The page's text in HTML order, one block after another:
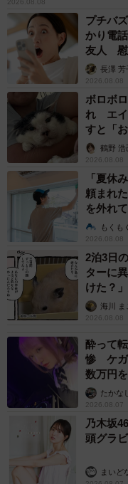
2026.08.08
プチバ
かり電
友人 慰
解説】
長澤 芳
2026.08.08
ボロボ
れ エイ
すと「
鶴野 浩
2026.08.08
「夏休
頼まれ
を外れ
説】もくも
2026.08.08
2泊3日
ターに
けた？
海川 ま
2026.08.08
酔って
惨 ケガ
数万円
たかな
2026.08.07
乃木坂
頭グラ
まいど